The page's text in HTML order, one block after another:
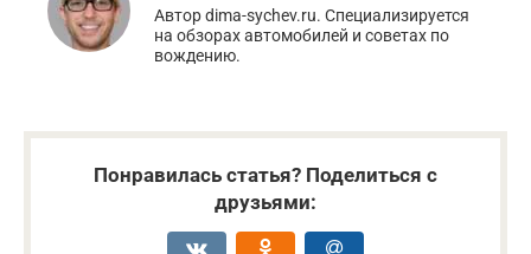
Автор dima-sychev.ru. Специализируется
на обзорах автомобилей и советах по
вождению.
Понравилась статья? Поделиться с
друзьями: